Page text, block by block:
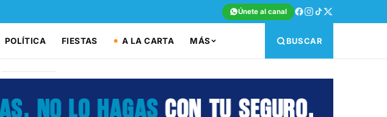
Únete al canal
POLÍTICA FIESTAS A LA CARTA MÁS BUSCAR